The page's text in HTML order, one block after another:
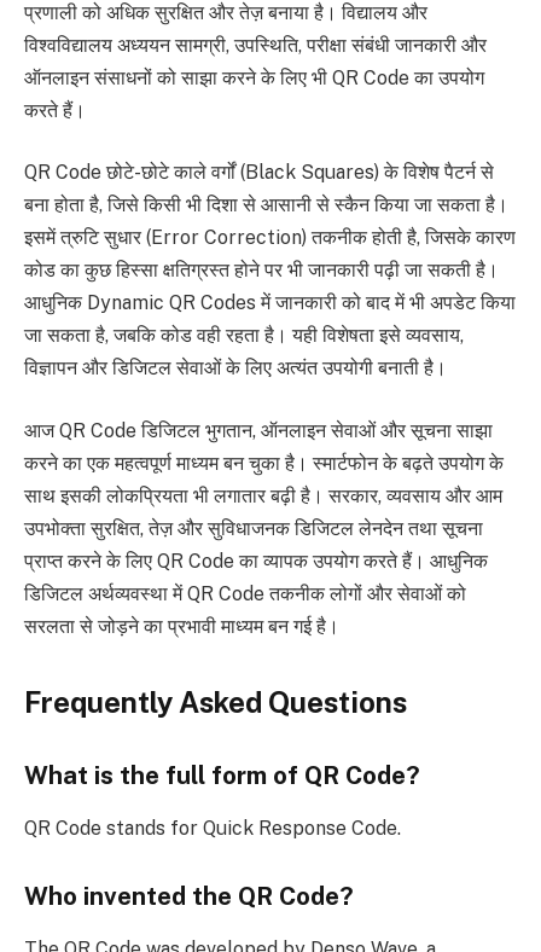
प्रणाली को अधिक सुरक्षित और तेज़ बनाया है। विद्यालय और
विश्वविद्यालय अध्ययन सामग्री, उपस्थिति, परीक्षा संबंधी जानकारी और
ऑनलाइन संसाधनों को साझा करने के लिए भी QR Code का उपयोग
करते हैं।
QR Code छोटे-छोटे काले वर्गों (Black Squares) के विशेष पैटर्न से
बना होता है, जिसे किसी भी दिशा से आसानी से स्कैन किया जा सकता है।
इसमें त्रुटि सुधार (Error Correction) तकनीक होती है, जिसके कारण
कोड का कुछ हिस्सा क्षतिग्रस्त होने पर भी जानकारी पढ़ी जा सकती है।
आधुनिक Dynamic QR Codes में जानकारी को बाद में भी अपडेट किया
जा सकता है, जबकि कोड वही रहता है। यही विशेषता इसे व्यवसाय,
विज्ञापन और डिजिटल सेवाओं के लिए अत्यंत उपयोगी बनाती है।
आज QR Code डिजिटल भुगतान, ऑनलाइन सेवाओं और सूचना साझा
करने का एक महत्वपूर्ण माध्यम बन चुका है। स्मार्टफोन के बढ़ते उपयोग के
साथ इसकी लोकप्रियता भी लगातार बढ़ी है। सरकार, व्यवसाय और आम
उपभोक्ता सुरक्षित, तेज़ और सुविधाजनक डिजिटल लेनदेन तथा सूचना
प्राप्त करने के लिए QR Code का व्यापक उपयोग करते हैं। आधुनिक
डिजिटल अर्थव्यवस्था में QR Code तकनीक लोगों और सेवाओं को
सरलता से जोड़ने का प्रभावी माध्यम बन गई है।
Frequently Asked Questions
What is the full form of QR Code?
QR Code stands for Quick Response Code.
Who invented the QR Code?